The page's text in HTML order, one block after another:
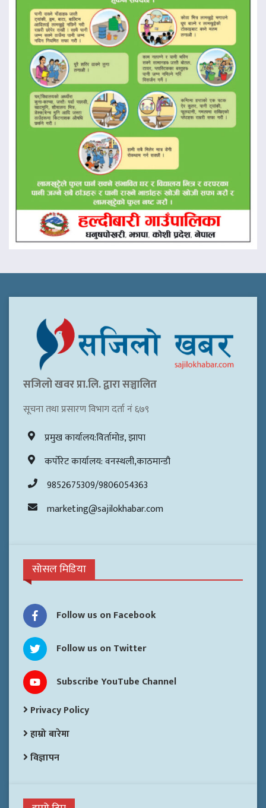
सजिलो खवर प्रा.लि. द्वारा सञ्चालित
सूचना तथा प्रसारण विभाग दर्ता नं ६७९
प्रमुख कार्यालय:विर्तामोड, झापा
कर्पोरेट कार्यालय: वनस्थली,काठमान्डौ
9852675309/9806054363
marketing@sajilokhabar.com
सोसल मिडिया
Follow us on Facebook
Follow us on Twitter
Subscribe YouTube Channel
Privacy Policy
हाम्रो बारेमा
विज्ञापन